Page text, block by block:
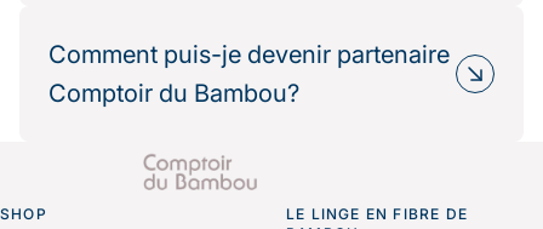
impact environnemental.
choisissent Comptoir du Bambou dans le cadre
de leur politique RSE.
Nous fournissons les informations
pour vos démarches de certification (Green Key,
Comment puis-je devenir partenaire
Comptoir du Bambou?
Il vous suffit de nous contacter via le formulaire
“Espace Professionnels” du site.
Un membre de notre équipe vous recontactera
SHOP
LE LINGE EN FIBRE DE